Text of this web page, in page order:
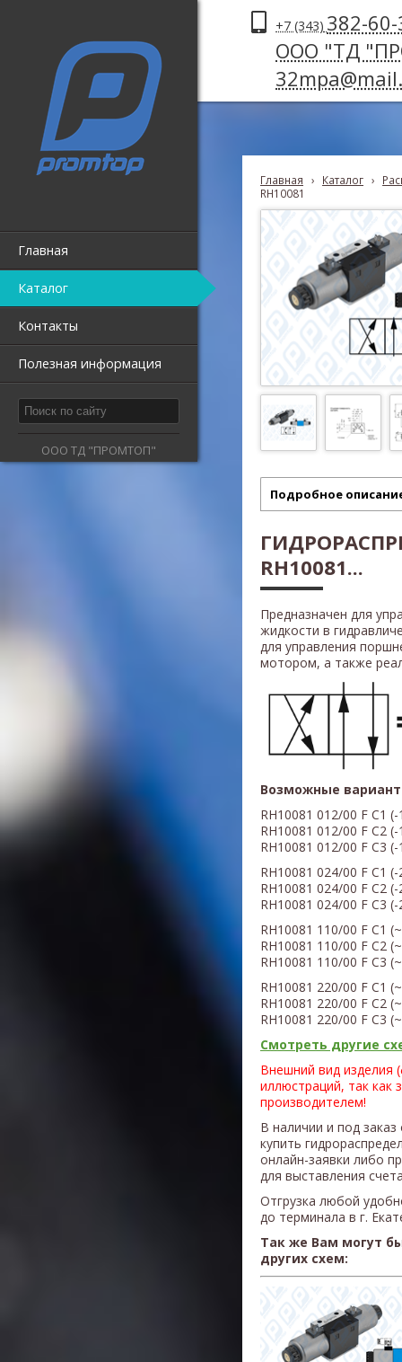
Главная
Каталог
Контакты
Полезная информация
ООО ТД "ПРОМТОП"
+7 (343) 382-
ООО "ТД
Главная › Каталог ›
RH10081
Подробное
RH10081...
Предназначен для
жидкости в
для управления
мотором, а также
Возможные
RH10081 012/00 F C1 (
RH10081 012/00 F C2 (
RH10081 012/00 F C3 (
RH10081 024/00 F C1 (
RH10081 024/00 F C2 (
RH10081 024/00 F C3 (
RH10081 110/00 F C1 (
RH10081 110/00 F C2 (
RH10081 110/00 F C3 (
RH10081 220/00 F C1 (
RH10081 220/00 F C2 (
RH10081 220/00 F C3 (
Смотреть другие
Внешний вид изделия
иллюстраций, так как
производителем!
В наличии и под
купить
онлайн-заявки либо
для выставления
Отгрузка любой
до терминала в г.
Так же Вам могут
других схем: